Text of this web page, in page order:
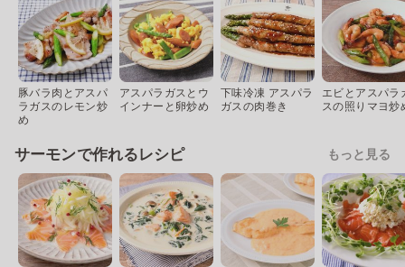
豚バラ肉とアスパ
ラガスのレモン炒
め
アスパラガスとウ
インナーと卵炒め
下味冷凍 アスパラ
ガスの肉巻き
エビとアスパラ
スの照りマヨ炒
サーモンで作れるレシピ もっと見る